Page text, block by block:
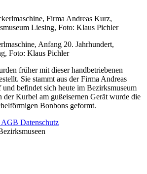
Anfang 20. Jahrhundert,
Foto: Klaus Pichler
früher mit dieser handbetriebenen
Sie stammt aus der Firma Andreas
befindet sich heute im Bezirksmuseum
Kurbel am gußeisernen Gerät wurde die
Bonbons geformt.
AGB Datenschutz